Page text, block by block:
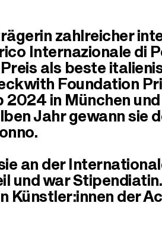
zahlreicher
Internazionale di
als beste
Foundation
in München
Jahr gewann sie
an der
und war
Künstler:innen der